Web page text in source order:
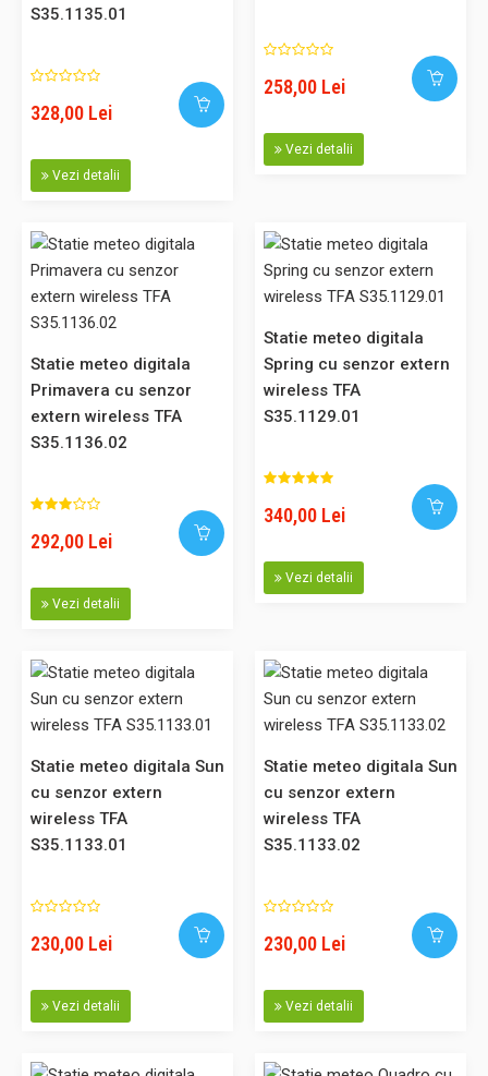
Cod: S35.1102.02 Descriere: Statie meteo cu afisaj
data, ora, ceas desteptator. Indică nivelul de confort pentru
climatul ambiental. Culoare: alb. Acest produs poate fi
achizitionat si prin SEAP. Caracteristici Functia m..
84,00 Lei
Adaugă în Coş
Comparaţie
Statie meteo digitala Casa cu senzor extern wireless negru
TFA S35.1135.01
Statie meteo cu senzor extern wireless pentru
temperatură și umiditate exterioare, prin intermediul până
la 3 transmițătoare (max. 50 m), indicarea temperaturii și
umiditatatii interioare,valori min/max, alarmă îngheț,
de amânare, iluminare e..
328,00 Lei
Adaugă în Coş
S35.1083.54
S35.1135.01
328,00 Lei
Vezi detalii
258,00 Lei
Vezi detalii
Statie meteo digitala
Primavera cu senzor
extern wireless TFA
S35.1136.02
292,00 Lei
Vezi detalii
Statie meteo digitala
Spring cu senzor extern
wireless TFA
S35.1129.01
340,00 Lei
Vezi detalii
Statie meteo digitala Sun
cu senzor extern
wireless TFA
S35.1133.01
230,00 Lei
Vezi detalii
Statie meteo digitala Sun
cu senzor extern
wireless TFA
S35.1133.02
230,00 Lei
Vezi detalii